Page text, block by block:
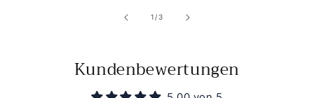
1 /von
3
Kundenbewertungen